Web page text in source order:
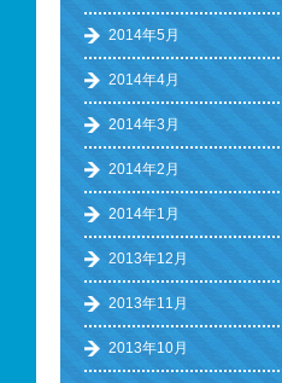
2014年5月
2014年4月
2014年3月
2014年2月
2014年1月
2013年12月
2013年11月
2013年10月